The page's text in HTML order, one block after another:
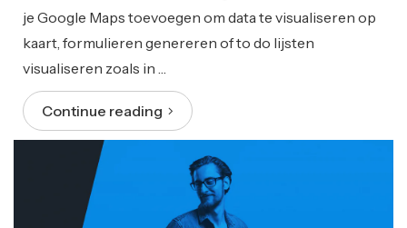
je Google Maps toevoegen om data te visualiseren op
kaart, formulieren genereren of to do lijsten
visualiseren zoals in …
Continue reading